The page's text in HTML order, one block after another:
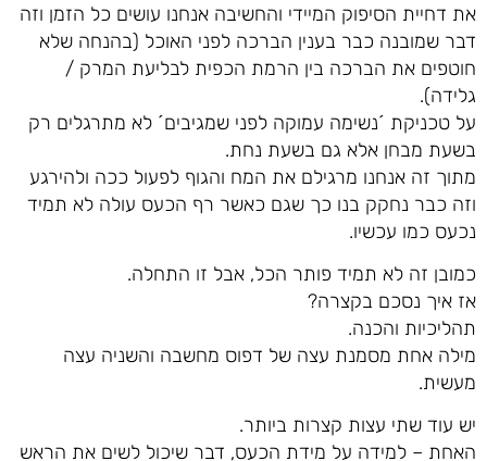
את דחיית הסיפוק המיידי והחשיבה אנחנו עושים כל הזמן וזה
דבר שמובנה כבר בענין הברכה לפני האוכל (בהנחה שלא
חוטפים את הברכה בין הרמת הכפית לבליעת המרק /
גלידה).
על טכניקת ´נשימה עמוקה לפני שמגיבים´ לא מתרגלים רק
בשעת מבחן אלא גם בשעת נחת.
מתוך זה אנחנו מרגילם את המח והגוף לפעול ככה ולהירגע
וזה כבר נחקק בנו כך שגם כאשר רף הכעס עולה לא תמיד
נכעס כמו עכשיו.
כמובן זה לא תמיד פותר הכל, אבל זו התחלה.
אז איך נסכם בקצרה?
תהליכיות והכנה.
מילה אחת מסמנת עצה של דפוס מחשבה והשניה עצה
מעשית.
יש עוד שתי עצות קצרות ביותר.
האחת – למידה על מידת הכעס, דבר שיכול לשים את הראש